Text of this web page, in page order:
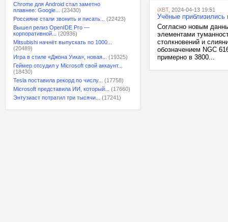
Chrome для Android стал заметно
плавнее: Google...
(23430)
Россияне стали звонить и писать...
(22423)
Вышел релиз OpenIDE Pro —
корпоративной...
(20936)
Mitsubishi начнёт выпускать по 1000...
(20489)
Игра в стиле «Джона Уика», новая...
(19325)
Геймер отсудил у Microsoft свой аккаунт...
(18430)
Tesla поставила рекорд по числу...
(17758)
Microsoft представила ИИ, который...
(17660)
Энтузиаст потратил три тысячи...
(17241)
iXBT, 2024-04-13 19:51
Учёные приблизились
Согласно новым
элементами
столкновений и
обозначением NGC
примерно в 3800...